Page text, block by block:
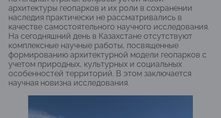
архитектуры геопарков и их роли в сохранении
наследия практически не рассматривались в
качестве самостоятельного научного исследования.
На сегодняшний день в Казахстане отсутствуют
комплексные научные работы, посвященные
формированию архитектурной модели геопарков с
учетом природных, культурных и социальных
особенностей территорий. В этом заключается
научная новизна исследования.